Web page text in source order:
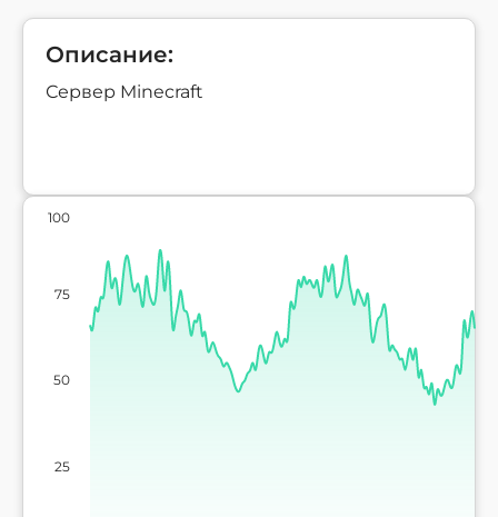
Описание:
Сервер Minecraft
25
50
75
100